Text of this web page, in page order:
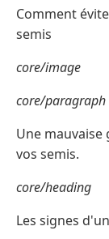
Comment
semis
core/image
core/paragraph
Une
vos semis.
core/heading
Les signes